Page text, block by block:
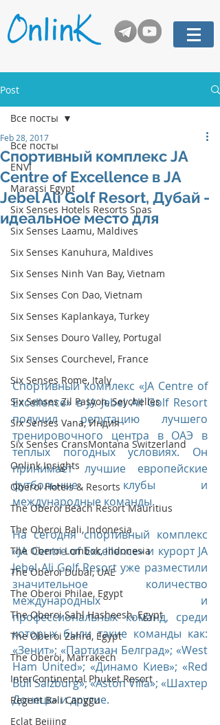
Post
Все посты
ENVI
Marassi Egypt
Six Senses Hotels Resorts Spas
Six Senses Laamu, Maldives
Six Senses Kanuhura, Maldives
Six Senses Ninh Van Bay, Vietnam
Six Senses Con Dao, Vietnam
Six Senses Kaplankaya, Turkey
Six Senses Douro Valley, Portugal
Six Senses Courchevel, France
Six Senses Rome, Italy
Six Senses Zil Pasyon, Seychelles
Six Senses Vana, Индия
Six Senses CransMontana Switzerland
Onlink Insights
Oberoi Hotels & Resorts
The Oberoi Beach Resort Mauritius
The Oberoi Bali, Indonesia
The Oberoi Lombok, Indonesia
The Oberoi Dubai, UAE
The Oberoi Philae, Egypt
The Oberoi Sahl Hasheesh, Egypt
The Oberoi Zahra, Egypt
The Oberoi, Marrakech
InterContinental Phuket Resort
Regent Bali Canggu
Eclat Beijing
Все посты
Спортивный комплекс JA
Centre of Excellence в JA
Jebel Ali Golf Resort, Дубай -
идеальное место для
Feb 28, 2017
Спортивный комплекс «JA Centre of
Excellence» в JA Jebel Ali Golf Resort
получил репутацию лучшего
тренировочного центра в ОАЭ в
теплых погодных условиях. Он
принимает лучшие европейские
футбольные клубы и
международные команды.
На сегодня спортивный комплекс
«JA Centre of Excellence» и курорт JA
Jebel Ali Golf Resort уже разместили
значительное количество
международных и
профессиональных команд, среди
которых были такие команды как:
«Зенит»; «Партизан Белград»; «West
Ham United»; «Динамо Киев»; «Red
Bull Salzburg»; «Aston Villa»; «Шахтер
Донецк» и другие.